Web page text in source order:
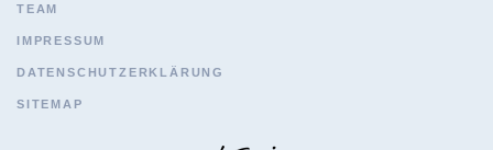
TEAM
IMPRESSUM
DATENSCHUTZERKLÄRUNG
SITEMAP